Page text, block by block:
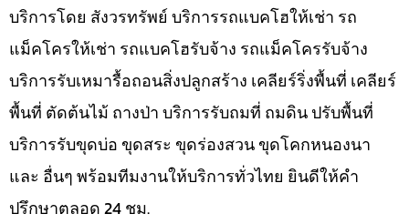
บริการโดย สังวรทรัพย์ บริการรถแบคโฮให้เช่า รถ
แม็คโครให้เช่า รถแบคโฮรับจ้าง รถแม็คโครรับจ้าง
บริการรับเหมารื้อถอนสิ่งปลูกสร้าง เคลียร์ริ่งพื้นที่ เคลียร์
พื้นที่ ตัดต้นไม้ ถางป่า บริการรับถมที่ ถมดิน ปรับพื้นที่
บริการรับขุดบ่อ ขุดสระ ขุดร่องสวน ขุดโคกหนองนา
และ อื่นๆ พร้อมทีมงานให้บริการทั่วไทย ยินดีให้คำ
ปรึกษาตลอด 24 ชม.